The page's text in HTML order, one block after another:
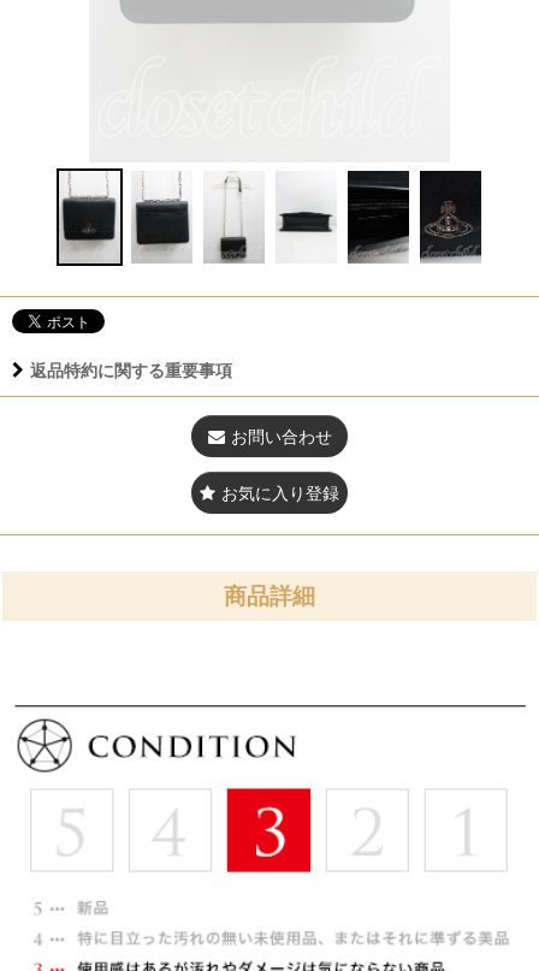
返品特約に関する重要事項
お問い合わせ
お気に入り登録
商品詳細